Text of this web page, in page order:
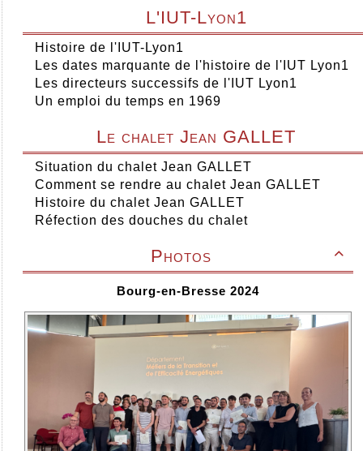
L'IUT-Lyon1
Histoire de l'IUT-Lyon1
Les dates marquante de l'histoire de l'IUT Lyon1
Les directeurs successifs de l'IUT Lyon1
Un emploi du temps en 1969
Le chalet Jean GALLET
Situation du chalet Jean GALLET
Comment se rendre au chalet Jean GALLET
Histoire du chalet Jean GALLET
Réfection des douches du chalet

Photos
Bourg-en-Bresse 2024